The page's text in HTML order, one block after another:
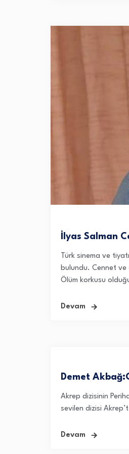
İlyas Salman
Türk sinema ve
bulundu. Cennet ve
Ölüm korkusu
Devam
Demet
Akrep dizisinin
sevilen dizisi
Devam